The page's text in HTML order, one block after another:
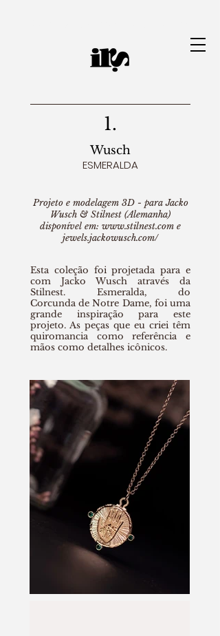
1.
Wusch
ESMERALDA
Projeto e modelagem 3D - para Jacko
Wusch & Stilnest (Alemanha)
disponível em: www.stilnest.com e
jewels.jackowusch.com/
Esta coleção foi projetada para e
com Jacko Wusch através da
Stilnest. Esmeralda, do
Corcunda de Notre Dame, foi uma
grande inspiração para este
projeto. As peças que eu criei têm
quiromancia como referência e
mãos como detalhes icônicos.